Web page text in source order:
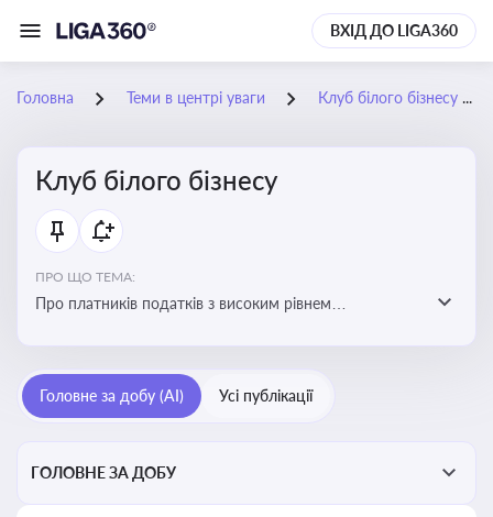
ВХІД ДО LIGA360
Головна Теми в центрі уваги Клуб білого бізнесу
Клуб білого бізнесу
ПРО ЩО ТЕМА:
Про платників податків з високим рівнем
Головне за добу (AI) Усі публікації
ГОЛОВНЕ ЗА ДОБУ